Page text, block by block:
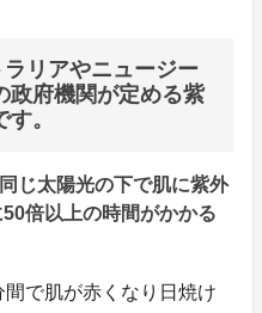
リアやニュージー
政府機関が定める紫
。
じ太陽光の下で肌に紫外
倍以上の時間がかかる
で肌が赤くなり日焼け